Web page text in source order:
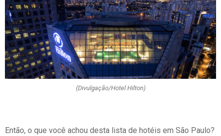
(Divulgação/Hotel Hilton)
Então, o que você achou desta lista de hotéis em São Paulo?